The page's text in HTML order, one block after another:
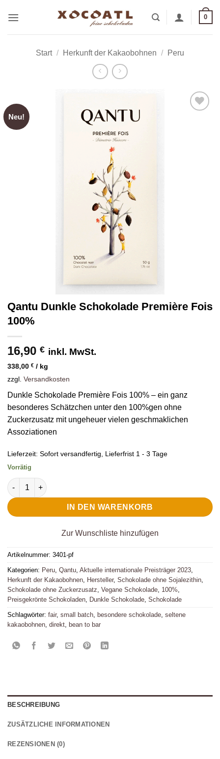
Inhalt
0
Start / Herkunft der Kakaobohnen / Peru
Neu!
Qantu Dunkle Schokolade Première Fois
100%
16,90 € inkl. MwSt.
338,00 € / kg
zzgl. Versandkosten
Dunkle Schokolade Première Fois 100% – ein ganz
besonderes Schätzchen unter den 100%gen ohne
Zuckerzusatz mit ungeheuer vielen geschmaklichen
Assoziationen
Lieferzeit: Sofort versandfertig, Lieferfrist 1 - 3 Tage
Vorrätig
Qantu Dunkle Schokolade Première Fois 100% Menge
IN DEN WARENKORB
Zur Wunschliste hinzufügen
Artikelnummer: 3401-pf
Kategorien: Peru Qantu Aktuelle internationale Preisträger 2023
Herkunft der Kakaobohnen Hersteller, Schokolade ohne Sojalezithin
Schokolade ohne Zuckerzusatz Vegane Schokolade 100%
Preisgekrönte Schokoladen Dunkle Schokolade Schokolade
Schlagwörter: fair, small batch besondere schokolade seltene
kakaobohnen direkt bean to bar
BESCHREIBUNG
ZUSÄTZLICHE INFORMATIONEN
REZENSIONEN (0)